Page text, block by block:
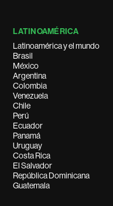
LATINOAMÉRICA
Latinoamérica y el mundo
Brasil
México
Argentina
Colombia
Venezuela
Chile
Perú
Ecuador
Panamá
Uruguay
Costa Rica
El Salvador
República Dominicana
Guatemala